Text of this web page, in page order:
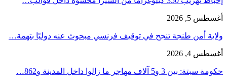
أغسطس 5, 2026
ولاية أمن طنجة تنجح في توقيف فرنسي مبحوث عنه دوليًا بتهمة…
أغسطس 4, 2026
حكومة سبتة: بين 3 و5 آلاف مهاجر ما زالوا داخل المدينة و862…